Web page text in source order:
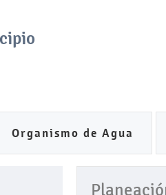
Organismo de Agua